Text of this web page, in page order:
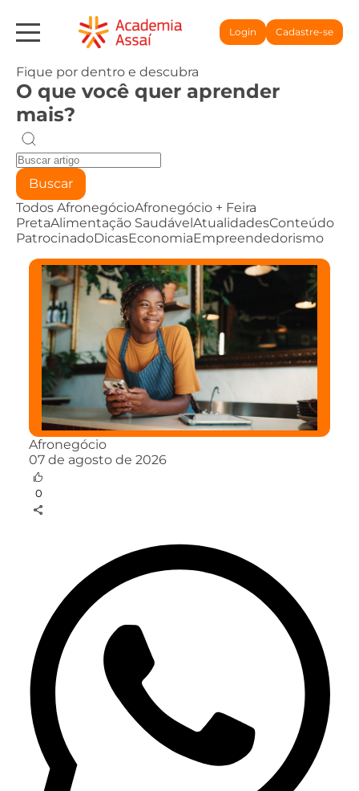
Login Cadastre-se
Fique por dentro e descubra
O que você quer aprender
mais?
Buscar
Todos AfronegócioAfronegócio + Feira
PretaAlimentação SaudávelAtualidadesConteúdo
PatrocinadoDicasEconomiaEmpreendedorismo
Afronegócio
07 de agosto de 2026
0